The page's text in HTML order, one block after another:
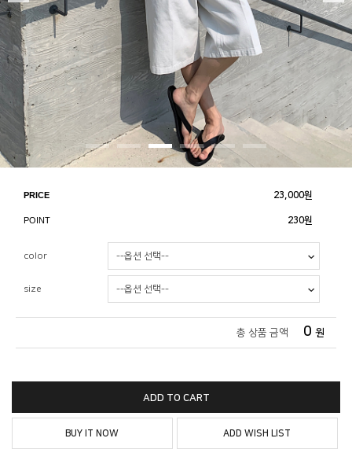
PRICE 23,000원
POINT 230원
color
size
총 상품 금액 0 원
ADD TO CART
BUY IT NOW ADD WISH LIST